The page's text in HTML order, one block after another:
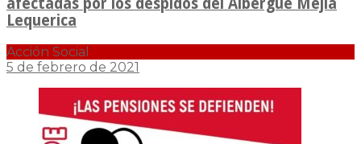
afectadas por los despidos del Albergue Mejía
Lequerica
Acción Social
5 de febrero de 2021